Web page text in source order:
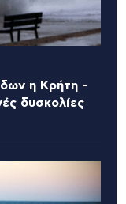
η Κρήτη -
δυσκολίες